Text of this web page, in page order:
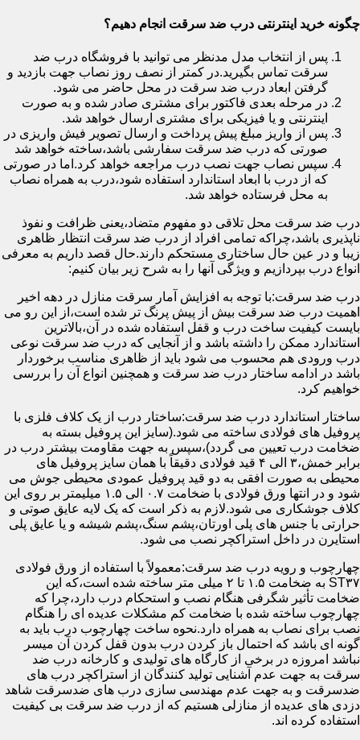
چگونه خرید اینترنتی درب ضد سرقت انجام دهیم؟
پس از انتخاب مدل مدنظر می توانید با فروشگاه درب ضد
سرقت تماس بگیرید.در کمتر از نصف روز نصاب جهت بازدید و
گرفتن ابعاد درب ضد سرقت در محل حاضر می شود.
در مرحله بعدی فاکتور برای مشتری صادر شده و به صورت
اینترنتی و یا فیزیکی برای مشتری ارسال خواهد شد.
پس از واریز مبلغ پیش پرداخت و ارسال تصویر فیش واریزی در
صورتی که درب ضد سرقت سفارشی باشد،ساخته خواهد شد
سپس نصاب جهت نصب درب مراجعه خواهد کرد.اما در صورتی
که از درب با ابعاد استاندارد استفاده شود،درب به همراه نصاب
به محل فرستاده خواهد شد.
درب ضد سرقت محل تلاقی دو مفهوم متضاد،یعنی ظرافت و نفوذ
ناپذیری باشد،چراکه تمامی افراد از درب ضد سرقت انتظار ظاهری
زیبا و در عین حال ساختاری مستحکم دارند.حال قصد داریم به معرفی
انواع درب بپردازیم و ویژگی آنها را به شرح زیر بیان کنیم:
درب ضد سرقت:با توجه به افزایش آمار سرقت منازل در دهه اخیر
اهمیت درب ضد سرقت بیش از پیش پرنگ تر شده است،از این رو می
بایست کیفیت ساخت درب و قفل استفاده شده در آن،بالاترین
استاندارد ممکن را داشته باشد و از آنجایی که درب ضد سرقت نوعی
درب ورودی هم محسوب می شود باید از ظاهری مناسب برخوردار
باشد در ادامه ساختار درب ضد سرقت و همچنین انواع آن را بررسی
خواهیم کرد.
ساختار استاندارد درب ضد سرقت:ساختار درب از یک کلاف فلزی با
پروفیل های فولادی ساخته می شود.(سایز این پروفیل بسته به
ضخامت درب تعیین می گردد)،سپس به جهت مقاومت بیشتر درب در
برابر خمش،۳ الی ۴ قید فولادی دقیقاً با همان سایز پروفیل های
محیطی به صورت افقی به دو قید پروفیل عمودی محیطی جوش می
شود و در انتها ورق فولادی با ضخامت ۰.۷ الی ۱.۵ میلیمتر بر روی این
کلاف جوشکاری می شود.لازم به ذکر است که یک لایه عایق صوتی و
حرارتی با جنس های پلی اورتان،پشم سنگ،پشم شیشه و یا عایق پلی
استایرن در داخل استراکچر نصب می شود.
چهارچوب و رویه درب ضد سرقت:معمولاً با استفاده از ورق فولادی
ST۳۷ به ضخامت ۱.۵ تا ۲ میلی متر ساخته شده است،که این
ضخامت تأثیر شگرفی هنگام نصب و استحکام درب دارد،چرا که
چهارچوب ساخته شده با ضخامت کم مشکلات عدیده ای را هنگام
نصب برای نصاب به همراه دارد.نحوه ساخت چهارچوب درب باید به
گونه ای باشد که احتمال باز کردن درب بدون قفل کردن آن میسر
نباشد امروزه در برخی از کارگاه های تولیدی و کارخانه درب ضد
سرقت به جهت عدم آشنایی تولید کنندگان از استراکچر درب های
ضدسرقت و به جهت عدم مهندسی سازی درب های ضدسرقت شاهد
دزدی های عدیده از منازلی هستیم که از درب ضد سرقت بی کیفیت
استفاده کرده اند.